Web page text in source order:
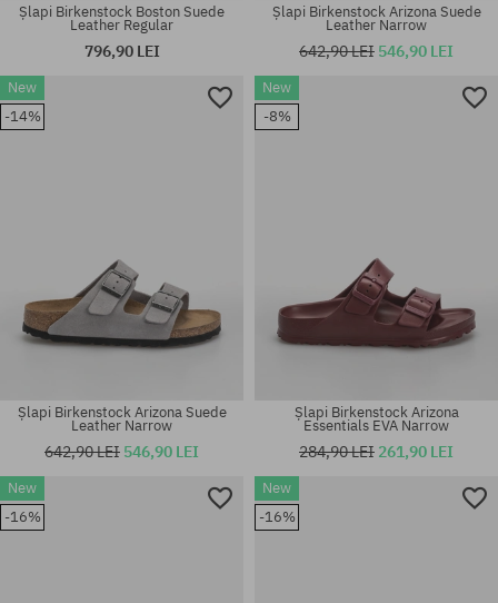
Mărimi existente:
36; 37; 38; 39; 40; 41
Mărimi existente:
42; 43; 44; 45
Mărimi existente:
41; 42; 43; 44
Șlapi Birkenstock Boston Suede
Leather Regular
796,90 LEI
Mărimi existente:
36; 37; 38; 39; 40
Șlapi Birkenstock Arizona Suede
Leather Narrow
642,90 LEI 546,90 LEI
New
-14%
Șlapi Birkenstock Arizona Suede
Leather Narrow
642,90 LEI 546,90 LEI
New
-8%
Șlapi Birkenstock Arizona
Essentials EVA Narrow
284,90 LEI 261,90 LEI
New
-16%
New
-16%